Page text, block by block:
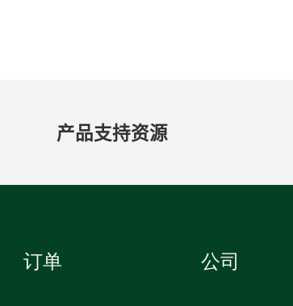
产品​支持​资源
订单 公司